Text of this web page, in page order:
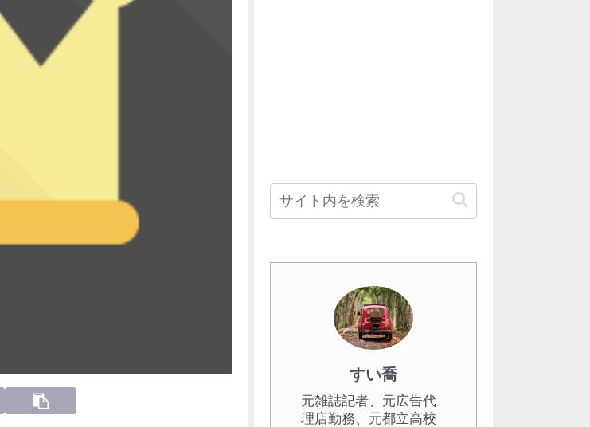
すい喬
元雑誌記者、元広告代
理店勤務、元都立高校